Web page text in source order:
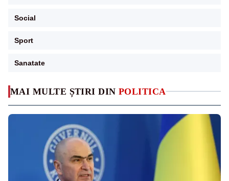
MAI MULTE ȘTIRI DIN POLITICA
Social
Sport
Sanatate